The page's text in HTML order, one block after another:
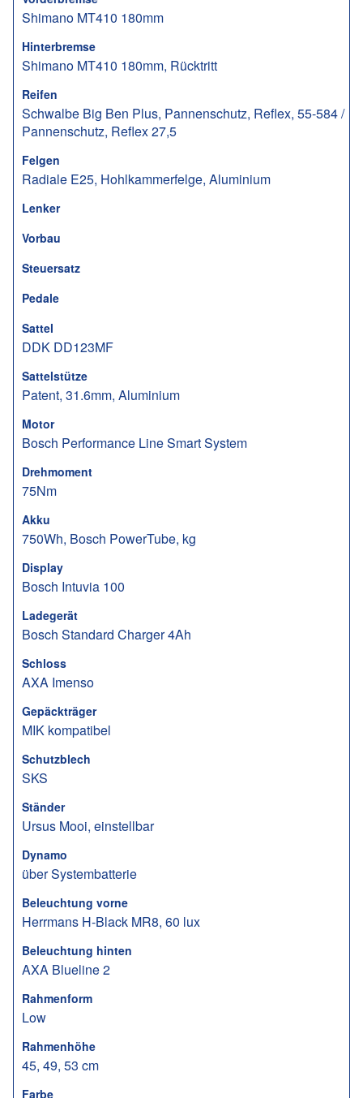
Shimano MT410 180mm
Hinterbremse
Shimano MT410 180mm, Rücktritt
Reifen
Schwalbe Big Ben Plus, Pannenschutz, Reflex, 55-584 /
Pannenschutz, Reflex 27,5
Felgen
Radiale E25, Hohlkammerfelge, Aluminium
Lenker
Vorbau
Steuersatz
Pedale
Sattel
DDK DD123MF
Sattelstütze
Patent, 31.6mm, Aluminium
Motor
Bosch Performance Line Smart System
Drehmoment
75Nm
Akku
750Wh, Bosch PowerTube, kg
Display
Bosch Intuvia 100
Ladegerät
Bosch Standard Charger 4Ah
Schloss
AXA Imenso
Gepäckträger
MIK kompatibel
Schutzblech
SKS
Ständer
Ursus Mooi, einstellbar
Dynamo
über Systembatterie
Beleuchtung vorne
Herrmans H-Black MR8, 60 lux
Beleuchtung hinten
AXA Blueline 2
Rahmenform
Low
Rahmenhöhe
45, 49, 53 cm
Farbe